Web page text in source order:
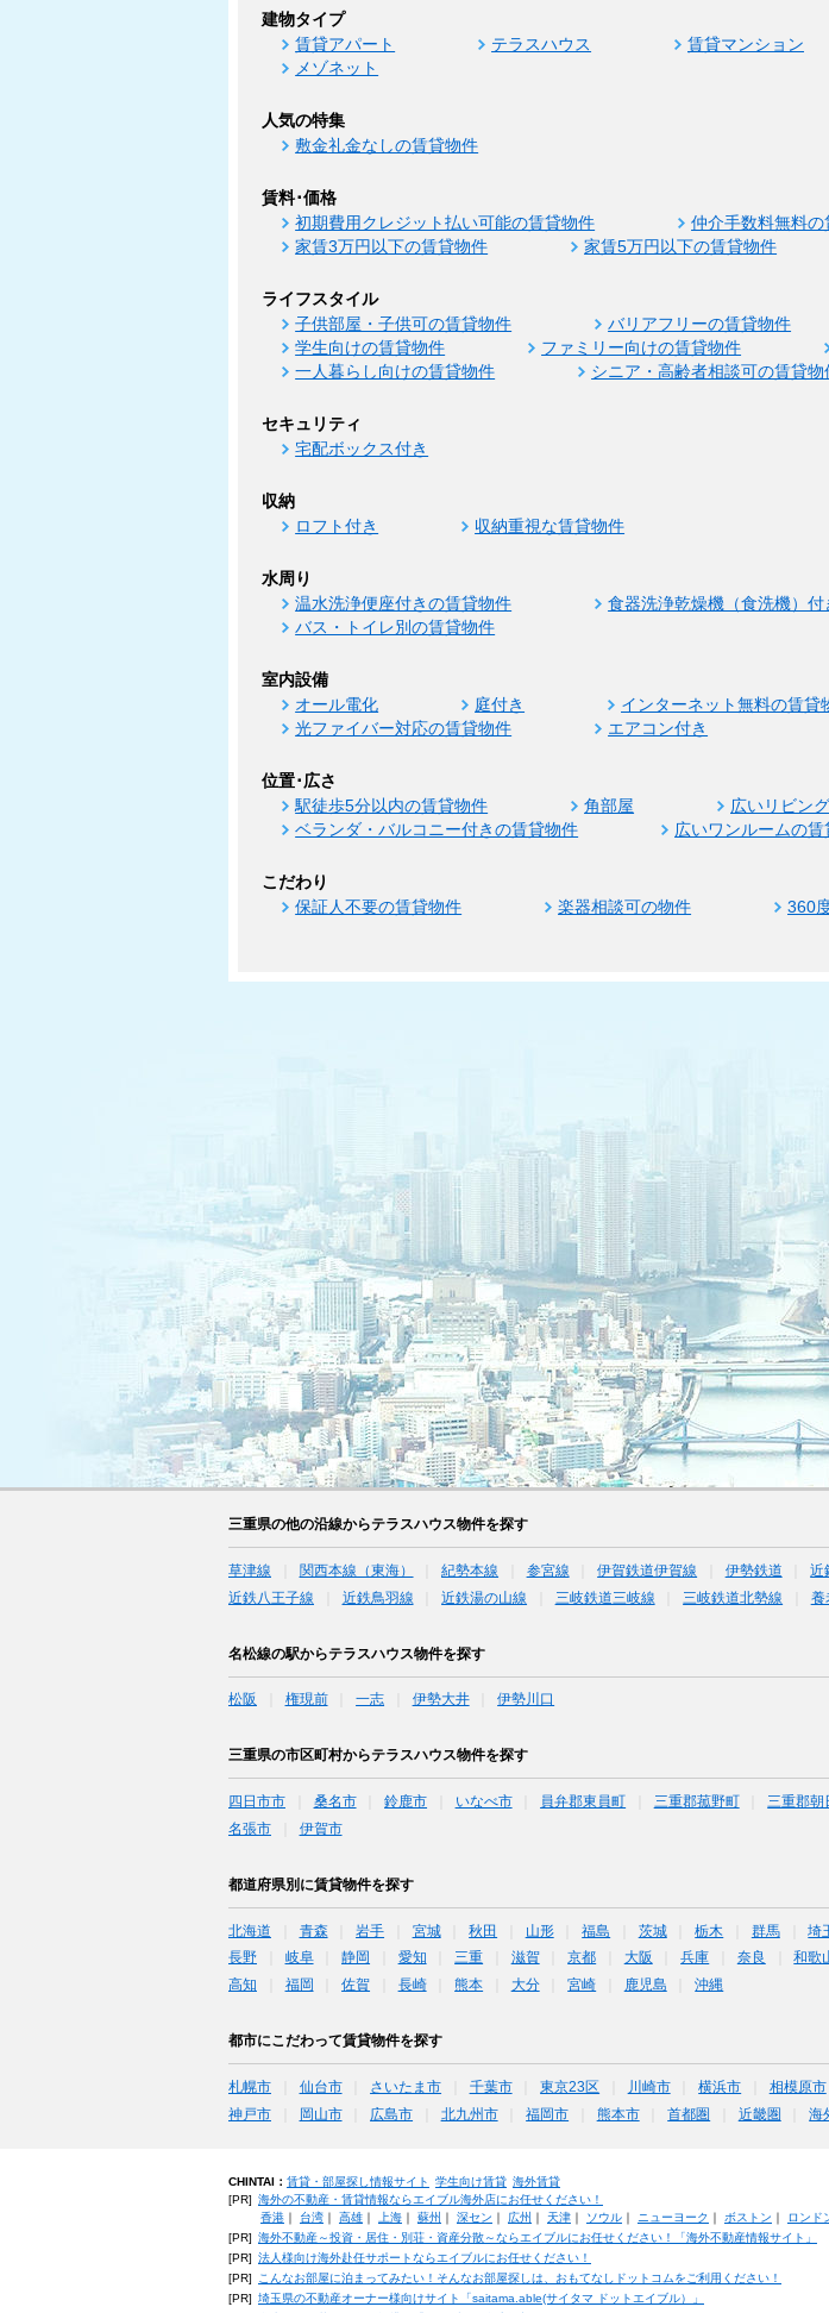
建物タイプ
賃貸アパート テラスハウス 賃貸マンション
メゾネット
人気の特集
敷金礼金なしの賃貸物件
賃料･価格
初期費用クレジット払い可能の賃貸物件 仲介手数料無料の
家賃3万円以下の賃貸物件
家賃5万円以下の賃貸物件
ライフスタイル
子供部屋・子供可の賃貸物件 バリアフリーの賃貸物件
学生向けの賃貸物件
ファミリー向けの賃貸物件
一人暮らし向けの賃貸物件
シニア・高齢者相談可の賃貸物
セキュリティ
宅配ボックス付き
収納
ロフト付き 収納重視な賃貸物件
水周り
温水洗浄便座付きの賃貸物件 食器洗浄乾燥機（食洗機）
バス・トイレ別の賃貸物件
室内設備
オール電化 庭付き インターネット無料の賃貸
光ファイバー対応の賃貸物件
エアコン付き
位置･広さ
駅徒歩5分以内の賃貸物件 角部屋 広いリビン
ベランダ・バルコニー付きの賃貸物件
広いワンルームの賃
こだわり
保証人不要の賃貸物件 楽器相談可の物件 360
三重県の他の沿線からテラスハウス物件を探す
草津線 関西本線（東海） 紀勢本線 参宮線 伊賀鉄道伊賀線 伊勢鉄道 近
近鉄八王子線
近鉄鳥羽線 近鉄湯の山線 三岐鉄道三岐線 三岐鉄道北勢線 養
名松線の駅からテラスハウス物件を探す
松阪 権現前 一志 伊勢大井 伊勢川口
三重県の市区町村からテラスハウス物件を探す
四日市市 桑名市 鈴鹿市 いなべ市 員弁郡東員町 三重郡菰野町 三重郡朝
名張市
伊賀市
都道府県別に賃貸物件を探す
北海道 青森 岩手 宮城 秋田 山形 福島 茨城 栃木 群馬 埼
長野
岐阜 静岡 愛知 三重 滋賀 京都 大阪 兵庫 奈良 和歌
高知
福岡 佐賀 長崎 熊本 大分 宮崎 鹿児島 沖縄
都市にこだわって賃貸物件を探す
札幌市 仙台市 さいたま市 千葉市 東京23区 川崎市 横浜市 相模原市
神戸市
岡山市 広島市 北九州市 福岡市 熊本市 首都圏 近畿圏 海
CHINTAI： 賃貸・部屋探し情報サイト 学生向け賃貸 海外賃貸
[PR] 海外の不動産・賃貸情報ならエイブル海外店にお任せください！
香港｜ 台湾｜ 高雄｜ 上海｜ 蘇州 ｜ 深セン ｜ 広州 ｜ 天津｜ ソウル｜ ニューヨーク ｜ ボストン ｜ ロンド
[PR] 海外不動産～投資・居住・別荘・資産分散～ならエイブルにお任せください！「海外不動産情報サイト」
[PR] 法人様向け海外赴任サポートならエイブルにお任せください！
[PR]
こんなお部屋に泊まってみたい！そんなお部屋探しは、おもてなしドットコムをご利用ください！
[PR] 埼玉県の不動産オーナー様向けサイト「saitama.able(サイタマ ドットエイブル）」